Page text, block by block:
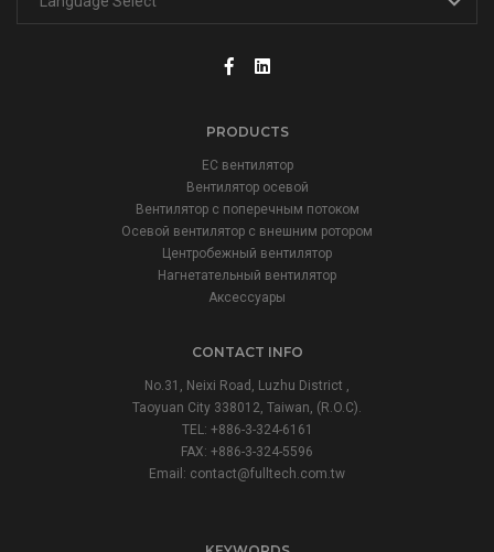
PRODUCTS
ЕС вентилятор
Вентилятор осевой
Вентилятор с поперечным потоком
Осевой вентилятор с внешним ротором
Центробежный вентилятор
Нагнетательный вентилятор
Аксессуары
CONTACT INFO
No.31, Neixi Road, Luzhu District ,
Taoyuan City 338012, Taiwan, (R.O.C).
TEL: +886-3-324-6161
FAX: +886-3-324-5596
Email: contact@fulltech.com.tw